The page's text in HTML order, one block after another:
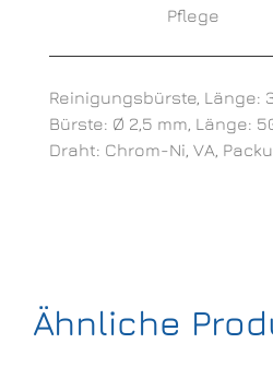
Pflege
Reinigungsbürste, Länge:
Bürste: Ø 2,5 mm, Länge:
Draht: Chrom-Ni, VA,
Ähnliche